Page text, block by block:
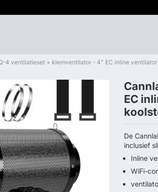
4 ventilatieset + klemventilator - 4" EC inline
EC
De
inclusief
Inline
WiFi-